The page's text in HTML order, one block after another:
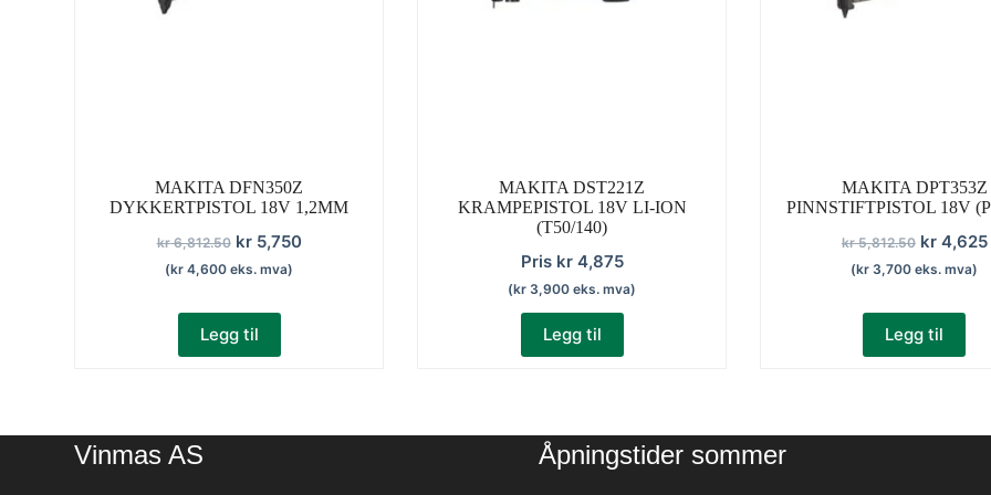
MAKITA DFN350Z
DYKKERTPISTOL 18V 1,2MM
kr6,812.50 Opprinnelig
pris
kr 6,812.50.
kr5,750Nåværende
(kr 4,600 eks. mva)
Legg til
MAKITA DST221Z
KRAMPEPISTOL 18V LI-ION
(T50/140)
Pris kr4,875
(kr 3,900 eks. mva)
Legg til
MAKITA DPT353Z
PINNSTIFTPISTOL 18V
kr5,812.50
pris
kr
kr4,625
(kr 3,700 eks. mva)
Legg til
Vinmas AS Åpningstider sommer